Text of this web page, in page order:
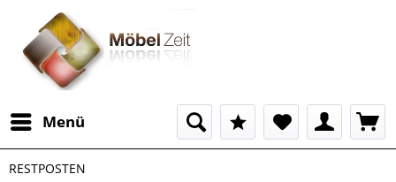
Menü
RESTPOSTEN